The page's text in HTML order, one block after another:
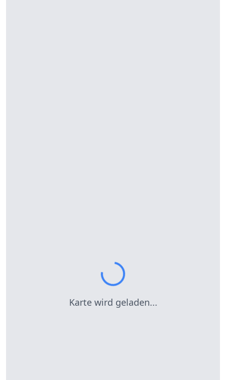
Karte wird geladen...